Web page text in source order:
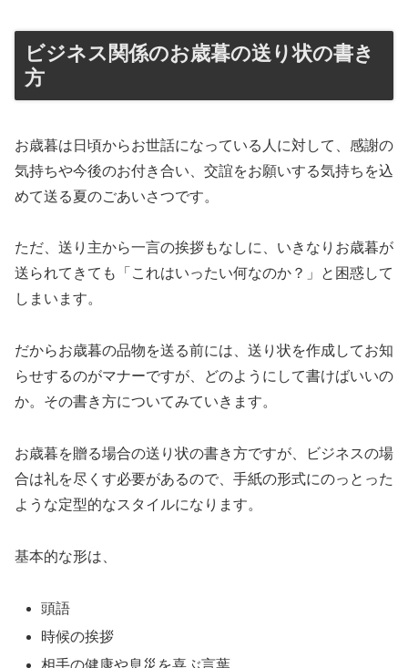
ビジネス関係のお歳暮の送り状の書き
方
お歳暮は日頃からお世話になっている人に対して、感謝の
気持ちや今後のお付き合い、交誼をお願いする気持ちを込
めて送る夏のごあいさつです。
ただ、送り主から一言の挨拶もなしに、いきなりお歳暮が
送られてきても「これはいったい何なのか？」と困惑して
しまいます。
だからお歳暮の品物を送る前には、送り状を作成してお知
らせするのがマナーですが、どのようにして書けばいいの
か。その書き方についてみていきます。
お歳暮を贈る場合の送り状の書き方ですが、ビジネスの場
合は礼を尽くす必要があるので、手紙の形式にのっとった
ような定型的なスタイルになります。
基本的な形は、
頭語
時候の挨拶
相手の健康や息災を喜ぶ言葉